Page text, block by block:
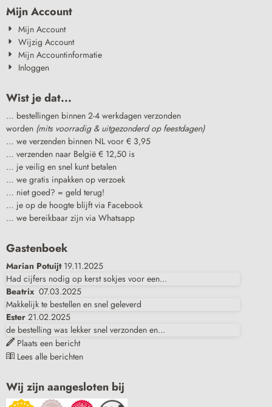
Mijn Account
Mijn Account
Wijzig Account
Mijn Accountinformatie
Inloggen
Wist je dat...
… bestellingen binnen 2-4 werkdagen verzonden
worden (mits voorradig & uitgezonderd op feestdagen)
… we verzenden binnen NL voor € 3,95
… verzenden naar België € 12,50 is
… je veilig en snel kunt betalen
… we gratis inpakken op verzoek
… niet goed? = geld terug!
… je op de hoogte blijft via Facebook
… we bereikbaar zijn via Whatsapp
Gastenboek
Marian Potuijt 19.11.2025
Had cijfers nodig op kerst sokjes voor een...
Beatrix 07.03.2025
Makkelijk te bestellen en snel geleverd
Ester 21.02.2025
de bestelling was lekker snel verzonden en...
Plaats een bericht
Lees alle berichten
Wij zijn aangesloten bij